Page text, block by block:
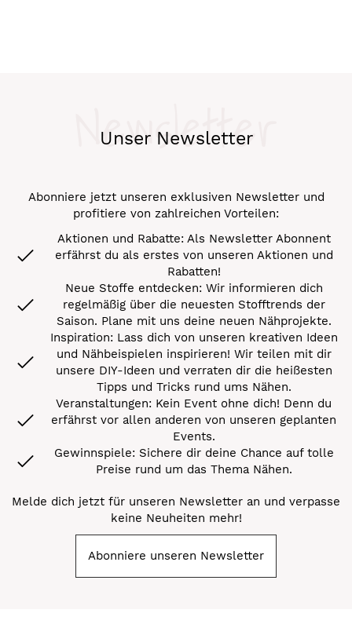
Unser Newsletter
Newsletter
Abonniere jetzt unseren exklusiven Newsletter und
profitiere von zahlreichen Vorteilen:
Aktionen und Rabatte: Als Newsletter Abonnent
erfährst du als erstes von unseren Aktionen und
Rabatten!
Neue Stoffe entdecken: Wir informieren dich
regelmäßig über die neuesten Stofftrends der
Saison. Plane mit uns deine neuen Nähprojekte.
Inspiration: Lass dich von unseren kreativen Ideen
und Nähbeispielen inspirieren! Wir teilen mit dir
unsere DIY-Ideen und verraten dir die heißesten
Tipps und Tricks rund ums Nähen.
Veranstaltungen: Kein Event ohne dich! Denn du
erfährst vor allen anderen von unseren geplanten
Events.
Gewinnspiele: Sichere dir deine Chance auf tolle
Preise rund um das Thema Nähen.
Melde dich jetzt für unseren Newsletter an und verpasse
keine Neuheiten mehr!
Abonniere unseren Newsletter